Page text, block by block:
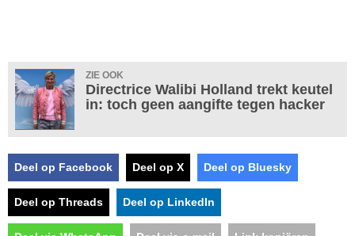
ZIE OOK
Directrice Walibi Holland trekt keutel
in: toch geen aangifte tegen hacker
Deel op Facebook Deel op X Deel op Bluesky
Deel op Threads Deel op LinkedIn